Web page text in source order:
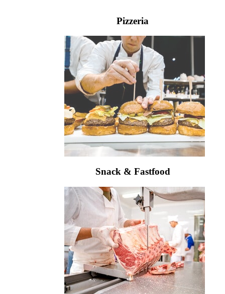
Pizzeria
Snack & Fastfood